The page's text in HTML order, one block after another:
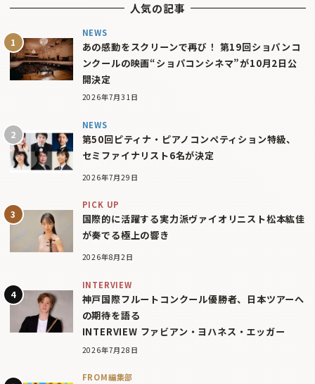
人気の記事
NEWS
あの感動をスクリーンで再び！ 第19回ショパンコ
ンクールの映画“ショパコンシネマ”が10月2日公
開決定
2026年7月31日
NEWS
第50回ピティナ・ピアノコンペティション特級、
セミファイナリスト6名が決定
2026年7月29日
PICK UP
国際的に活躍する実力派ヴァイオリニスト松本紘佳
が奏でる極上の響き
2026年8月2日
INTERVIEW
神戸国際フルートコンクール優勝者、日本ツアーへ
の期待を語る
INTERVIEW ファビアン・ヨハネス・エッガー
2026年7月28日
FROM編集部